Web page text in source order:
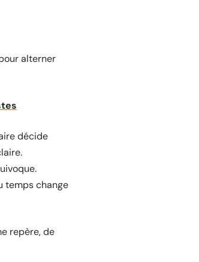
alterner
décide
temps change
repère, de